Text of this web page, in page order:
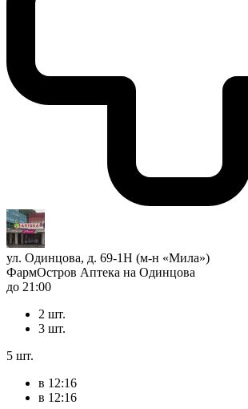
ул. Одинцова, д. 69-1Н (м-н «Мила»)
ФармОстров Аптека на Одинцова
до 21:00
2 шт.
3 шт.
5 шт.
в 12:16
в 12:16